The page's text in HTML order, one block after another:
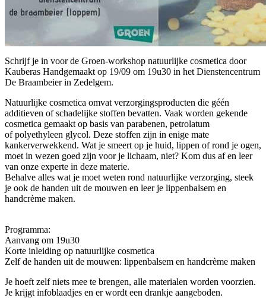
Schrijf je in voor de Groen-workshop natuurlijke cosmetica door
Kauberas Handgemaakt op 19/09 om 19u30 in het Dienstencentrum
De Braambeier in Zedelgem.
Natuurlijke cosmetica omvat verzorgingsproducten die géén
additieven of schadelijke stoffen bevatten. Vaak worden gekende
cosmetica gemaakt op basis van parabenen, petrolatum
of polyethyleen glycol. Deze stoffen zijn in enige mate
kankerverwekkend. Wat je smeert op je huid, lippen of rond je ogen,
moet in wezen goed zijn voor je lichaam, niet? Kom dus af en leer
van onze experte in deze materie.
Behalve alles wat je moet weten rond natuurlijke verzorging, steek
je ook de handen uit de mouwen en leer je lippenbalsem en
handcrème maken.
Programma:
Aanvang om 19u30
Korte inleiding op natuurlijke cosmetica
Zelf de handen uit de mouwen: lippenbalsem en handcrème maken
Je hoeft zelf niets mee te brengen, alle materialen worden voorzien.
Je krijgt infoblaadjes en er wordt een drankje aangeboden.